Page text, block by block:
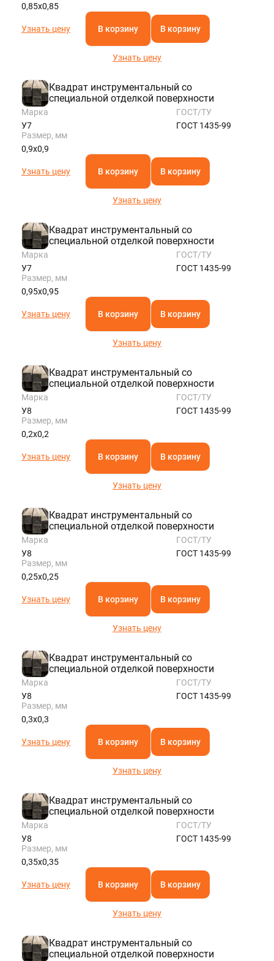
0,85х0,85
Узнать цену В корзину В корзину
Узнать цену
Квадрат инструментальный со
специальной отделкой поверхности
Марка
У7
ГОСТ/ТУ
ГОСТ 1435-99
Размер, мм
0,9х0,9
Узнать цену В корзину В корзину
Узнать цену
Квадрат инструментальный со
специальной отделкой поверхности
Марка
У7
ГОСТ/ТУ
ГОСТ 1435-99
Размер, мм
0,95х0,95
Узнать цену В корзину В корзину
Узнать цену
Квадрат инструментальный со
специальной отделкой поверхности
Марка
У8
ГОСТ/ТУ
ГОСТ 1435-99
Размер, мм
0,2х0,2
Узнать цену В корзину В корзину
Узнать цену
Квадрат инструментальный со
специальной отделкой поверхности
Марка
У8
ГОСТ/ТУ
ГОСТ 1435-99
Размер, мм
0,25х0,25
Узнать цену В корзину В корзину
Узнать цену
Квадрат инструментальный со
специальной отделкой поверхности
Марка
У8
ГОСТ/ТУ
ГОСТ 1435-99
Размер, мм
0,3х0,3
Узнать цену В корзину В корзину
Узнать цену
Квадрат инструментальный со
специальной отделкой поверхности
Марка
У8
ГОСТ/ТУ
ГОСТ 1435-99
Размер, мм
0,35х0,35
Узнать цену В корзину В корзину
Узнать цену
Квадрат инструментальный со
специальной отделкой поверхности